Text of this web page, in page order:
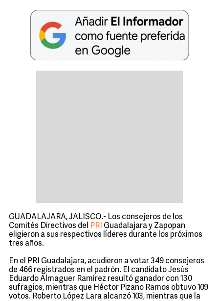
GUADALAJARA, JALISCO.- Los consejeros de los
Comités Directivos del
PRI Guadalajara y Zapopan
eligieron a sus respectivos líderes durante los próximos
tres años.
En el PRI Guadalajara, acudieron a votar 349 consejeros
de 466 registrados en el padrón. El candidato Jesús
Eduardo Almaguer Ramírez resultó ganador con 130
sufragios, mientras que Héctor Pizano Ramos obtuvo 109
votos. Roberto López Lara alcanzó 103, mientras que la